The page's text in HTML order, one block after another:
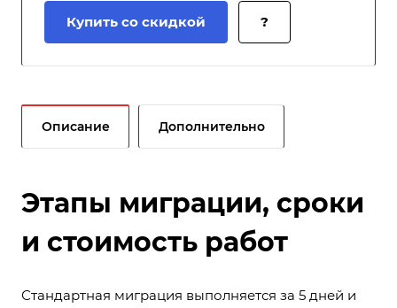
Купить со скидкой ?
Описание Дополнительно
Этапы миграции, сроки
и стоимость работ
Стандартная миграция выполняется за 5 дней и